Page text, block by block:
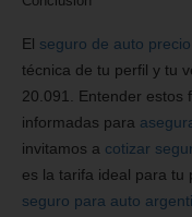
El seguro de auto precio
técnica de tu perfil y tu
20.091. Entender estos
informadas para
invitamos a cotizar
es la tarifa ideal para tu
seguro para auto